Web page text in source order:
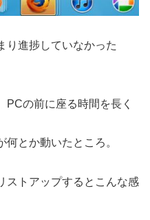
り進捗していなかった
PCの前に座る時間を長く
とか動いたところ。
ストアップするとこんな感